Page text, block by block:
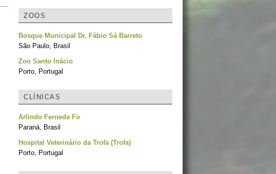
ZOOS
Bosque Municipal Dr. Fábio Sá Barreto
São Paulo, Brasil
Zoo Santo Inácio
Porto, Portugal
CLÍNICAS
Arlindo Ferneda Fo
Paraná, Brasil
Hospital Veterinário da Trofa (Trofa)
Porto, Portugal